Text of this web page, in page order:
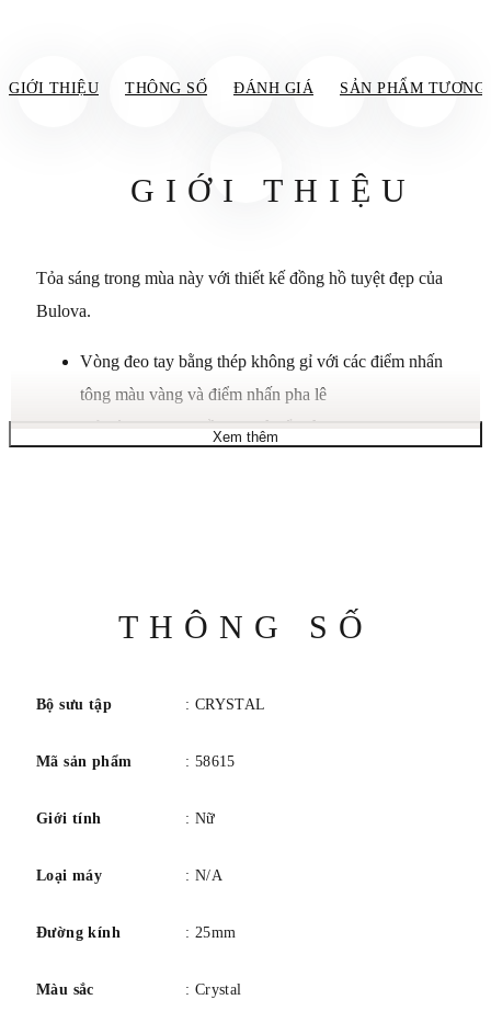
GIỚI THIỆU THÔNG SỐ ĐÁNH GIÁ SẢN PHẨM TƯƠNG
GIỚI THIỆU
Tỏa sáng trong mùa này với thiết kế đồng hồ tuyệt đẹp của
Bulova.
Vòng đeo tay bằng thép không gỉ với các điểm nhấn
tông màu vàng và điểm nhấn pha lê
Vỏ tròn, 25mm, viền pha lê nổi bật
Xem thêm
THÔNG SỐ
Bộ sưu tập : CRYSTAL
Mã sản phẩm : 58615
Giới tính : Nữ
Loại máy : N/A
Đường kính : 25mm
Màu sắc : Crystal